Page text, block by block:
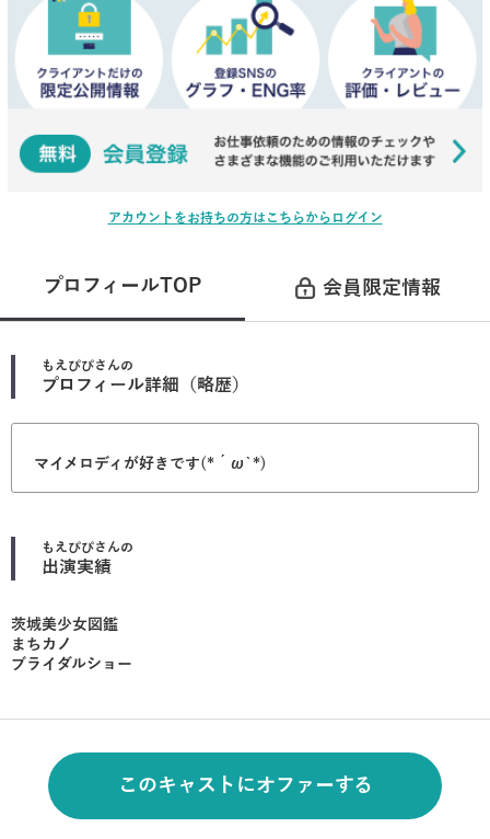
アカウントをお持ちの方はこちらからログイン
プロフィールTOP 会員限定情報
もえぴぴさんの
プロフィール詳細（略歴）
マイメロディが好きです(*´ω`*)
もえぴぴさんの
出演実績
茨城美少女図鑑
まちカノ
ブライダルショー
このキャストにオファーする